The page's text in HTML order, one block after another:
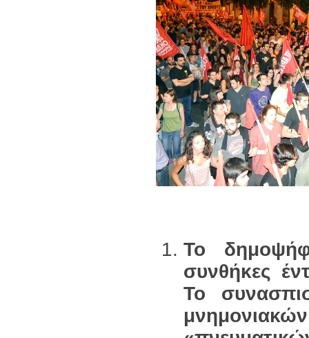
Το
συνθήκες
Το